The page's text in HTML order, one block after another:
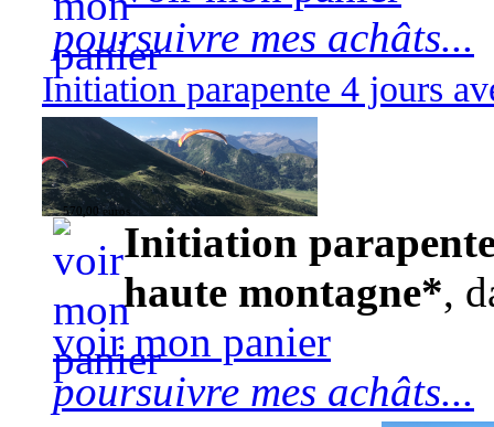
poursuivre mes achâts...
Initiation parapente 4 jours
570,00 euros
Initiation
haute montagne*,
voir mon panier
poursuivre mes achâts...